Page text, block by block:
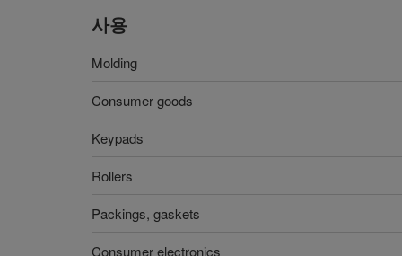
사용
Molding
Consumer goods
Keypads
Rollers
Packings, gaskets
Consumer electronics